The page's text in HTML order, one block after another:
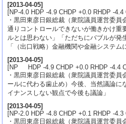
[2013-04-05]
[NP-4.0 HDP -4.9 CHDP +0.0 RHDP -4.4
・黒田東彦日銀総裁（衆院議員運営委
通りコントロールできないが働きかけ重
ルとは思わない」「ただちにバブルが発
「（出口戦略）金融機関や金融システム
[2013-04-05]
[NP HDP -4.9 CHDP +0.0 RHDP -4.4
・黒田東彦日銀総裁（衆院議員運営委
ールに代わる歯止め）今後、当然議論に
イナンスしない観点で今後も議論」
[2013-04-05]
[NP-2.0 HDP -4.8 CHDP +0.1 RHDP -4.3
・黒田東彦日銀総裁（衆院議員運営委員